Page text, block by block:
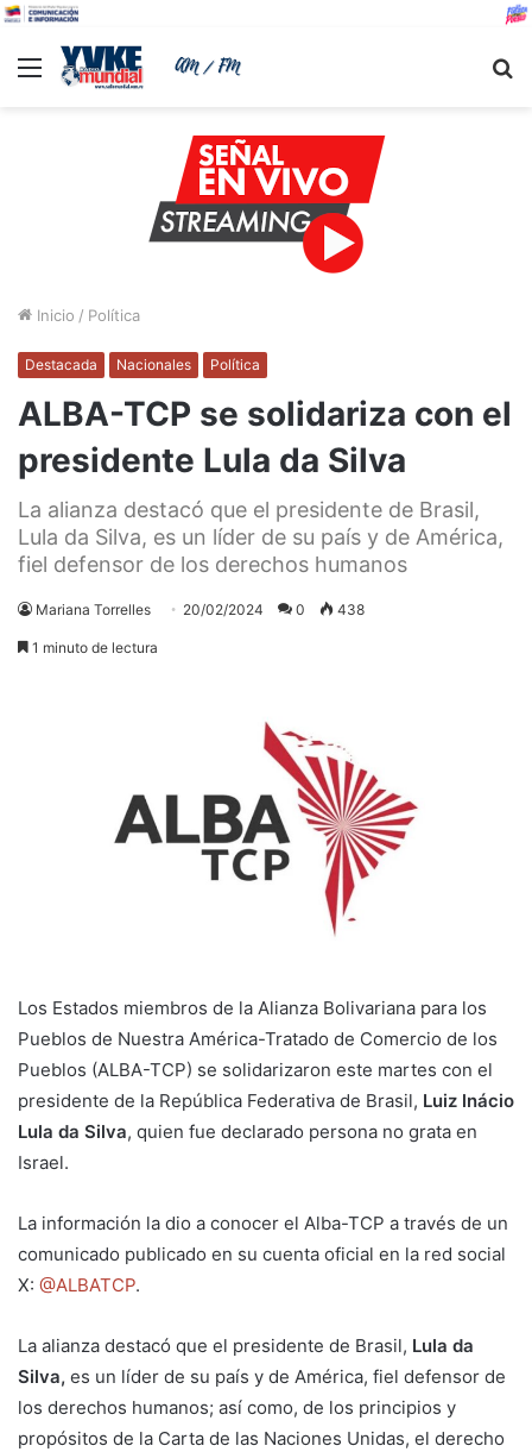
Menu
Inicio / Política
Destacada Nacionales Política
ALBA-TCP se solidariza con el
presidente Lula da Silva
La alianza destacó que el presidente de Brasil,
Lula da Silva, es un líder de su país y de América,
fiel defensor de los derechos humanos
Mariana Torrelles 20/02/2024 0 438
1 minuto de lectura
Los Estados miembros de la Alianza Bolivariana para los
Pueblos de Nuestra América-Tratado de Comercio de los
Pueblos (ALBA-TCP) se solidarizaron este martes con el
presidente de la República Federativa de Brasil, Luiz lnácio
Lula da Silva, quien fue declarado persona no grata en
Israel.
La información la dio a conocer el Alba-TCP a través de un
comunicado publicado en su cuenta oficial en la red social
X: @ALBATCP.
La alianza destacó que el presidente de Brasil, Lula da
Silva, es un líder de su país y de América, fiel defensor de
los derechos humanos; así como, de los principios y
propósitos de la Carta de las Naciones Unidas, el derecho